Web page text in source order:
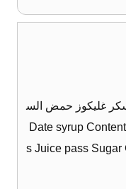
غليكوز حمض الس
تريك خالي من العناصر المعدلة وراثيا Date syrup Content
s Juice pass Sugar